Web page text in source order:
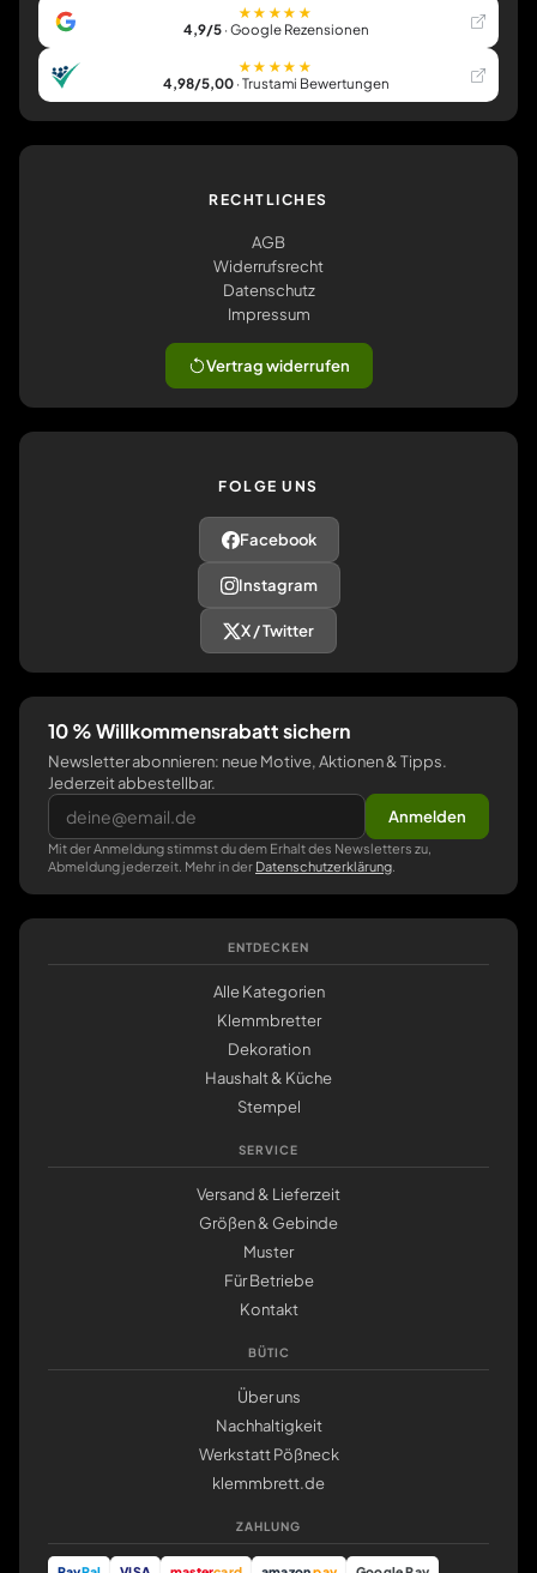
★★★★★
4,9/5· Google Rezensionen
★★★★★
4,98/5,00· Trustami Bewertungen
RECHTLICHES
AGB
Widerrufsrecht
Datenschutz
Impressum
Vertrag widerrufen
FOLGE UNS
Facebook
Instagram
X / Twitter
10 % Willkommensrabatt sichern
Newsletter abonnieren: neue Motive, Aktionen & Tipps.
Jederzeit abbestellbar.
Anmelden
Mit der Anmeldung stimmst du dem Erhalt des Newsletters zu,
Abmeldung jederzeit. Mehr in der Datenschutzerklärung
ENTDECKEN
Alle Kategorien
Klemmbretter
Dekoration
Haushalt & Küche
Stempel
SERVICE
Versand & Lieferzeit
Größen & Gebinde
Muster
Für Betriebe
Kontakt
BÜTIC
Über uns
Nachhaltigkeit
Werkstatt Pößneck
klemmbrett.de
ZAHLUNG